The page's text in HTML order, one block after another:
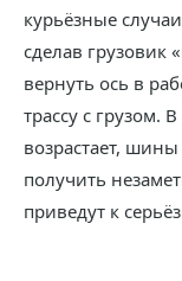
курьёзные
сделав грузовик
вернуть ось в
трассу с грузом.
возрастает,
получить
приведут к